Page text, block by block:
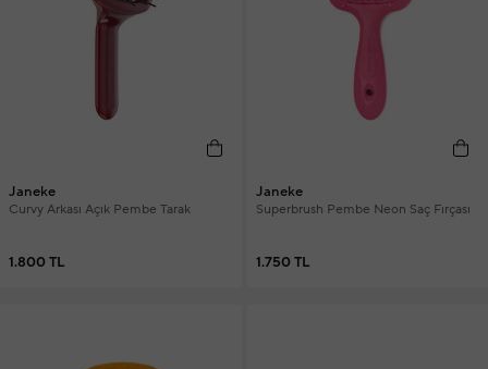
Janeke
Curvy Arkası Açık Pembe Tarak
1.800 TL
Janeke
Superbrush Pembe Neon Saç Fırçası
1.750 TL